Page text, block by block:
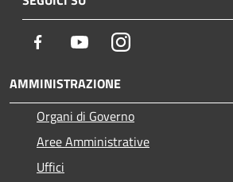
Facebook YoutubeInstagram
AMMINISTRAZIONE
Organi di Governo
Aree Amministrative
Uffici